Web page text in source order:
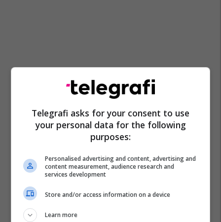
Promo
Telegrafi asks for your consent to use
your personal data for the following
purposes:
Personalised advertising and content, advertising and
content measurement, audience research and
services development
Store and/or access information on a device
Learn more